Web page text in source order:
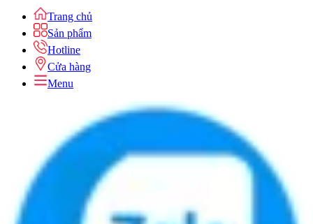
Trang chủ
Sản phẩm
Hotline
Cửa hàng
Menu